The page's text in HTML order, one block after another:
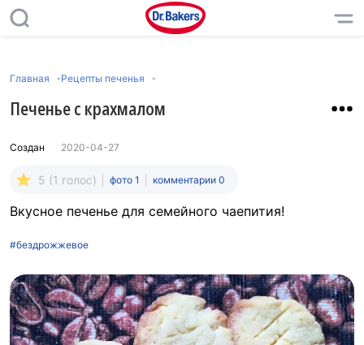
Главная Рецепты печенья
Печенье с крахмалом
Создан 2020-04-27
5 (1 голос) фото 1 комментарии 0
Вкусное печенье для семейного чаепития!
#бездрожжевое